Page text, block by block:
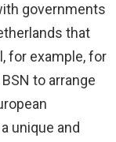
governments
that
for example, for
to arrange
unique and